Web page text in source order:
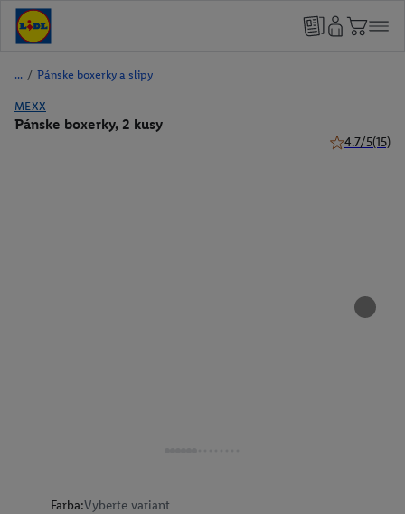
/ Pánske boxerky a slipy
MEXX
Pánske boxerky, 2 kusy
4.7/5(15)
Farba:Vyberte variant